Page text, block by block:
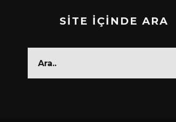
SİTE İÇİNDE ARA